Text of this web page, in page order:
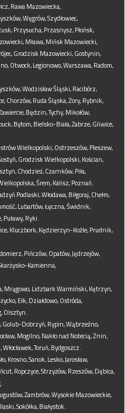
Rawa Mazowiecka,
Węgrów,Szydłowiec,
Przysucha,Przasnysz,Płońsk,
Mława,Mińsk Mazowiecki,
Grodzisk Mazowiecki,Gostynin,
Otwock,Legionowo,Warszawa,Radom,
Wodzisław Śląski,Racibórz,
Chorzów,Ruda Śląska,Żory,Rybnik,
Będzin,Tychy,Mikołów,
Bytom,Bielsko-Biała,Zabrze,Gliwice,
Wielkopolski,Ostrzeszów,Pleszew,
Grodzisk Wielkopolski,Kościan,
Chodzież,Czarnków,Piła,
Śrem,Kalisz,Poznań.
Podlaski,Włodawa,Biłgoraj,Chełm,
Lubartów,Łęczna,Świdnik,
Puławy,Ryki.
Kluczbork,Kędzierzyn-Koźle,Prudnik,
Pińczów,Opatów,Jędrzejów,
Kamienna,
Mrągowo,Lidzbark Warmiński,Kętrzyn,
Ełk,Działdowo,Ostróda,
Olsztyn.
Golub-Dobrzyń,Rypin,Wąbrzeźno,
Mogilno,Nakło nad Notecią,Żnin,
Włocławek,Toruń,Bydgoszcz.
Krosno,Sanok,Lesko,Jarosław,
Ropczyce,Strzyżów,Rzeszów,Dębica,
Zambrów,Wysokie Mazowieckie,
Sokółka,Białystok.